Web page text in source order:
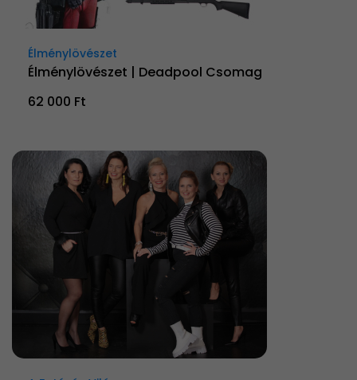
Élménylövészet
Élménylövészet | Deadpool Csomag
62 000 Ft